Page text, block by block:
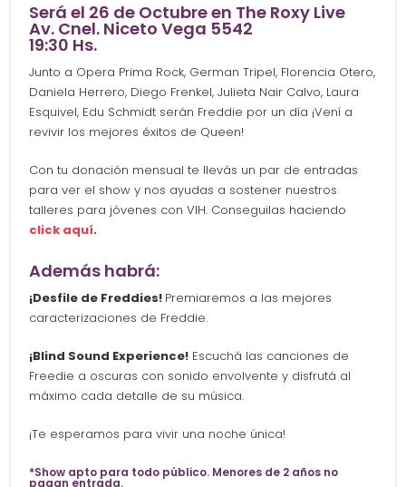
Será el 26 de Octubre en The Roxy Live
Av. Cnel. Niceto Vega 5542
19:30 Hs.
Junto a Opera Prima Rock, German Tripel, Florencia Otero,
Daniela Herrero, Diego Frenkel, Julieta Nair Calvo, Laura
Esquivel, Edu Schmidt serán Freddie por un día ¡Vení a
revivir los mejores éxitos de Queen!
Con tu donación mensual te llevás un par de entradas
para ver el show y nos ayudas a sostener nuestros
talleres para jóvenes con VIH. Conseguilas haciendo
click aquí.
Además habrá:
¡Desfile de Freddies! Premiaremos a las mejores
caracterizaciones de Freddie.
¡Blind Sound Experience! Escuchá las canciones de
Freedie a oscuras con sonido envolvente y disfrutá al
máximo cada detalle de su música.
¡Te esperamos para vivir una noche única!
*Show apto para todo público. Menores de 2 años no
pagan entrada.